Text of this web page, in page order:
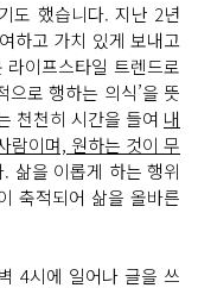
도 했습니다. 지난 2년
하고 가치 있게 보내고
라이프스타일 트렌드로
으로 행하는 의식’을 뜻
천천히 시간을 들여 내
람이며, 원하는 것이 무
삶을 이롭게 하는 행위
축적되어 삶을 올바른
4시에 일어나 글을 쓰